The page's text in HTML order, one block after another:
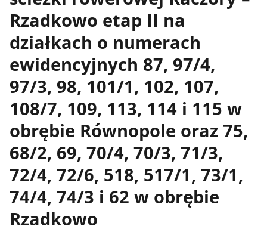
Rzadkowo etap II na
działkach o numerach
ewidencyjnych 87, 97/4,
97/3, 98, 101/1, 102, 107,
108/7, 109, 113, 114 i 115 w
obrębie Równopole oraz 75,
68/2, 69, 70/4, 70/3, 71/3,
72/4, 72/6, 518, 517/1, 73/1,
74/4, 74/3 i 62 w obrębie
Rzadkowo